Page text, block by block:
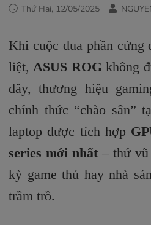
Thứ Hai, 12/05/2025
Khi cuộc đua phần cứng
liệt,ASUS ROGkhông
đây, thương hiệu
chính thức “chào sân”
laptop được tích hợp
series mới nhất– thứ vũ
kỳ game thủ hay nhà
trầm trồ.